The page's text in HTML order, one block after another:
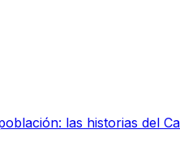
las historias del